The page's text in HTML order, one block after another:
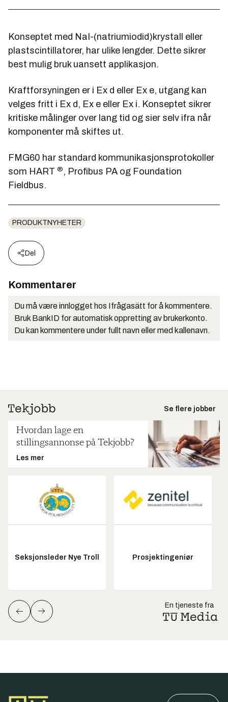
Konseptet med NaI-(natriumiodid)krystall eller
plastscintillatorer, har ulike lengder. Dette sikrer
best mulig bruk uansett applikasjon.
Kraftforsyningen er i Ex d eller Ex e, utgang kan
velges fritt i Ex d, Ex e eller Ex i. Konseptet sikrer
kritiske målinger over lang tid og sier selv ifra når
komponenter må skiftes ut.
FMG60 har standard kommunikasjonsprotokoller
som HART ® , Profibus PA og Foundation
Fieldbus.
PRODUKTNYHETER
Del
Kommentarer
Du må være innlogget hos Ifrågasätt for å kommentere.
Bruk BankID for automatisk oppretting av brukerkonto.
Du kan kommentere under fullt navn eller med kallenavn.
Se flere jobber
Hvordan lage en
stillingsannonse på Tekjobb?
Les mer
Seksjonsleder Nye Troll Prosjektingeniør
En tjeneste fra